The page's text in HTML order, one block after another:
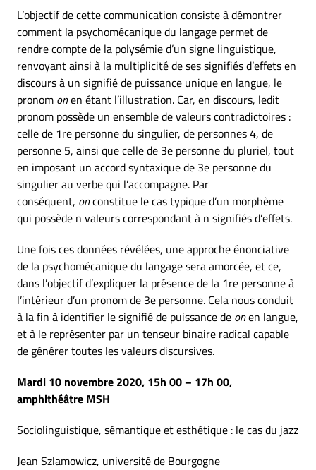
L’objectif de cette communication consiste à démontrer
comment la psychomécanique du langage permet de
rendre compte de la polysémie d’un signe linguistique,
renvoyant ainsi à la multiplicité de ses signifiés d’effets en
discours à un signifié de puissance unique en langue, le
pronom onen étant l’illustration. Car, en discours, ledit
pronom possède un ensemble de valeurs contradictoires :
celle de 1re personne du singulier, de personnes 4, de
personne 5, ainsi que celle de 3e personne du pluriel, tout
en imposant un accord syntaxique de 3e personne du
singulier au verbe qui l’accompagne. Par
conséquent, onconstitue le cas typique d’un morphème
qui possède n valeurs correspondant à n signifiés d’effets.
Une fois ces données révélées, une approche énonciative
de la psychomécanique du langage sera amorcée, et ce,
dans l’objectif d’expliquer la présence de la 1re personne à
l’intérieur d’un pronom de 3e personne. Cela nous conduit
à la fin à identifier le signifié de puissance de onen langue,
et à le représenter par un tenseur binaire radical capable
de générer toutes les valeurs discursives.
Mardi 10 novembre 2020, 15h 00 – 17h 00,
amphithéâtre MSH
Sociolinguistique, sémantique et esthétique : le cas du jazz
Jean Szlamowicz, université de Bourgogne